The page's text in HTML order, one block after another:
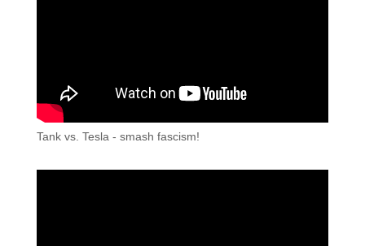
Tank vs. Tesla - smash fascism!